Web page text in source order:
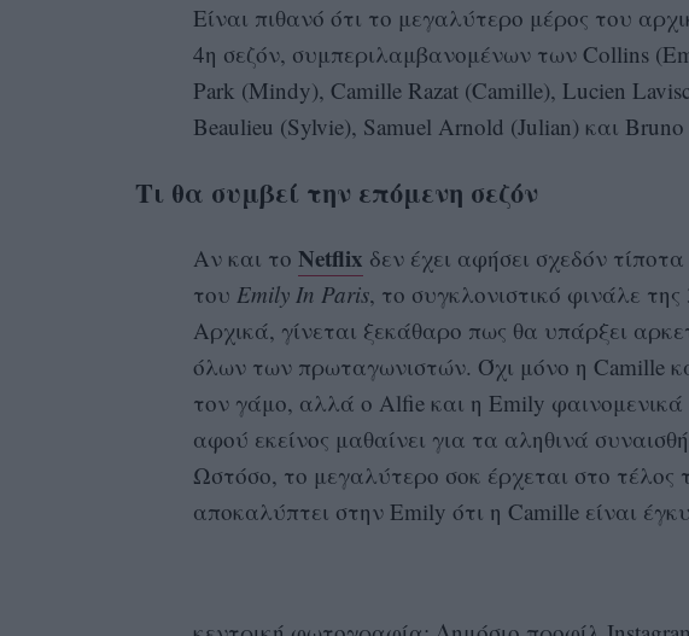
Είναι πιθανό ότι το μεγαλύτερο μέρος του
4η σεζόν, συμπεριλαμβανομένων των Collins
Park (Mindy), Camille Razat (Camille), Lucien
Beaulieu (Sylvie), Samuel Arnold (Julian) και
Τι θα συμβεί την επόμενη σεζόν
Αν και το Netflix δεν έχει αφήσει σχεδόν
του Emily In Paris, το συγκλονιστικό φινάλε
Αρχικά, γίνεται ξεκάθαρο πως θα υπάρξει
όλων των πρωταγωνιστών. Όχι μόνο η Camille
τον γάμο, αλλά ο Alfie και η Emily
αφού εκείνος μαθαίνει για τα αληθινά
Ωστόσο, το μεγαλύτερο σοκ έρχεται στο τέλος
αποκαλύπτει στην Emily ότι η Camille είναι